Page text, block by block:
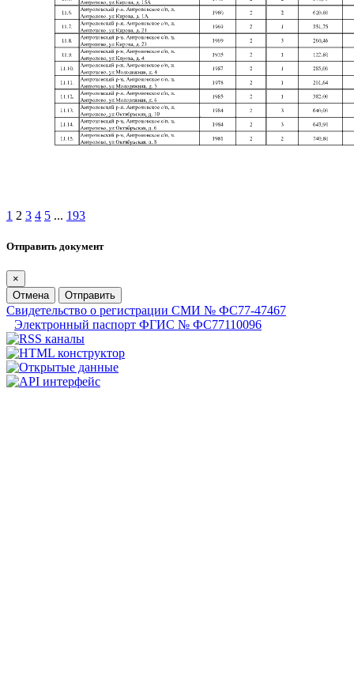
1 2 3 4 5 ... 193
Отправить документ
×
Отмена
Отправить
Свидетельство о регистрации СМИ № ФС77-47467
Электронный паспорт ФГИС № ФС77110096